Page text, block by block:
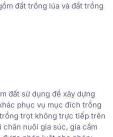
đất trồng lúa và đất trồng
đất sử dụng để xây dựng
phục vụ mục đích trồng
trọt không trực tiếp trên
nuôi gia súc, gia cầm